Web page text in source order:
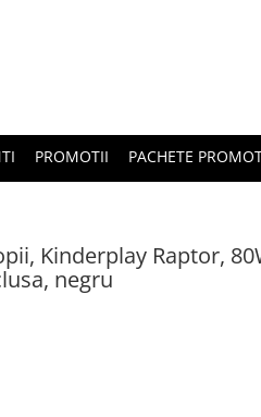
PROMOTII PACHETE
Kinderplay Raptor,
negru